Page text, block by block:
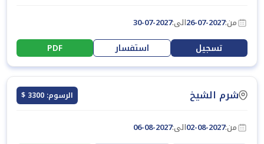
من:26-07-2027الى:30-07-2027
تسجيل استفسار PDF
شرم الشيخ الرسوم: 3300 $
من:02-08-2027الى:06-08-2027